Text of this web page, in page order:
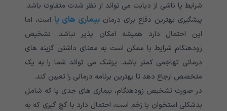
شرایط پا ناشی از دیابت می تواند از نظر شدت متفاوت باشد.
پیشگیری بهترین دفاع برای درمان بیماری های پا است، اما
این احتمال دارد همیشه امکان پذیر نباشد. تشخیص
زودهنگام شرایط پا ممکن است به معنای داشتن گزینه های
درمانی تهاجمی کمتر باشد. پزشک می تواند شما را به یک
متخصص ارجاع دهد تا بهترین برنامه درمانی را تعیین کند.
در صورت تشخیص زودهنگام، بیماری های جدی پا که شامل
بدشکلی استخوان یا زخم است، احتمال دارد با گچ گیری که به